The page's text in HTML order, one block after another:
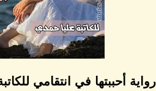
رواية أحببتها في انتقامي